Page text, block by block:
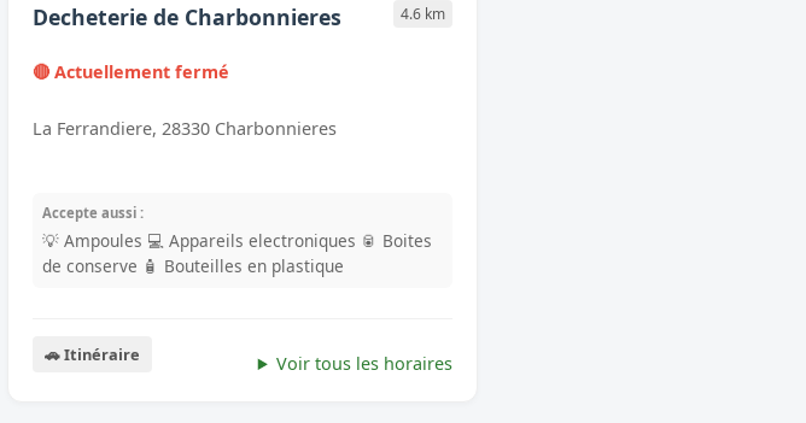
Decheterie de Charbonnieres 4.6 km
🔴 Actuellement fermé
La Ferrandiere, 28330 Charbonnieres
Accepte aussi :
💡 Ampoules 💻 Appareils electroniques 🥫 Boites
de conserve 🧴 Bouteilles en plastique
🚗 Itinéraire Voir tous les horaires